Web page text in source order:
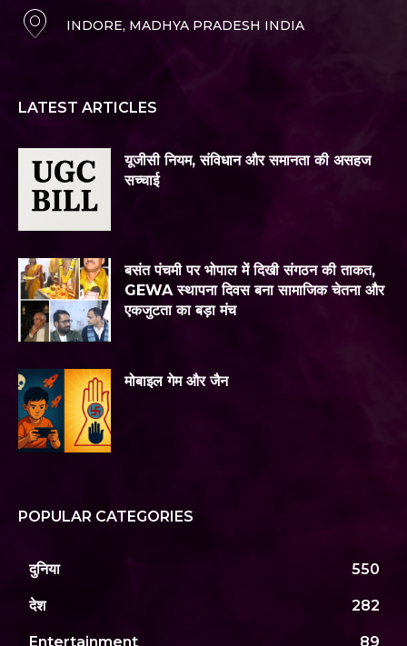
INDORE, MADHYA PRADESH INDIA
LATEST ARTICLES
यूजीसी नियम, संविधान और समानता की असहज
सच्चाई
बसंत पंचमी पर भोपाल में दिखी संगठन की ताकत,
GEWA स्थापना दिवस बना सामाजिक चेतना और
एकजुटता का बड़ा मंच
मोबाइल गेम और जैन
POPULAR CATEGORIES
दुनिया 550
देश 282
Entertainment 89